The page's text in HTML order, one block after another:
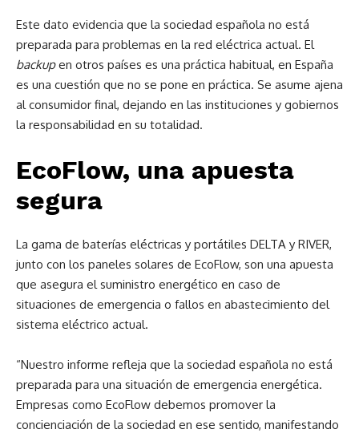
Este dato evidencia que la sociedad española no está
preparada para problemas en la red eléctrica actual. El
backupen otros países es una práctica habitual, en España
es una cuestión que no se pone en práctica. Se asume ajena
al consumidor final, dejando en las instituciones y gobiernos
la responsabilidad en su totalidad.
EcoFlow, una apuesta
segura
La gama de baterías eléctricas y portátiles DELTA y RIVER,
junto con los paneles solares de EcoFlow, son una apuesta
que asegura el suministro energético en caso de
situaciones de emergencia o fallos en abastecimiento del
sistema eléctrico actual.
“Nuestro informe refleja que la sociedad española no está
preparada para una situación de emergencia energética.
Empresas como EcoFlow debemos promover la
concienciación de la sociedad en ese sentido, manifestando